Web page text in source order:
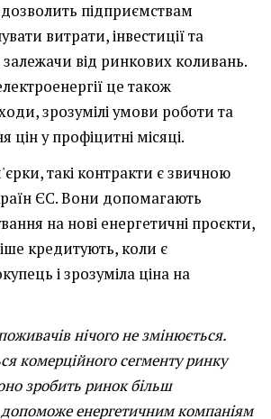
підприємствам
витрати, інвестиції та
від ринкових коливань.
це також
зрозумілі умови роботи та
цін у профіцитні місяці.
такі контракти є звичною
ЄС. Вони допомагають
на нові енергетичні проєкти,
кредитують, коли є
і зрозуміла ціна на
нічого не змінюється.
комерційного сегменту ринку
зробить ринок більш
енергетичним компаніям